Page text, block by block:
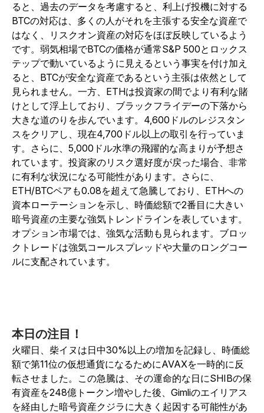
ると、過去のデータを考慮すると、利上げ投機に対する
BTCの対応は、多くの人がそれを主張する安全な資産で
はなく、リスクオン資産の対応をほぼ反映しているよう
です。弱気相場でBTCの価格が通常S&P 500とロックス
テップで動いているように見えるという事実を付け加え
ると、BTCが安全な資産であるという主張は依然として
見られません。一方、ETHは投資家の間でより有利な賭
けとして浮上しており、ブラックフライデーの下落から
大きな道のりを歩んでいます。4,600ドルのレジスタン
スをクリアし、現在4,700ドル以上の取引を行っていま
す。さらに、5,000ドル水準の飛躍的な高まりが予想さ
れています。投資家のリスク選好度が戻った場合、非常
に有利な状況になる可能性があります。さらに、
ETH/BTCペアも0.08を超えて急騰しており、ETHへの
資本ローテーションを示し、時価総額で2番目に大きい
暗号資産の主要な強気トレンドラインを表しています。
オプション市場では、強気な活動も見られます。ブロッ
クトレードは強気コールスプレッドや大量のロングコー
ルに支配されています。
本日の注目！
火曜日、柴イヌは日中30%以上の増加を記録し、時価総
額で第11位の仮想通貨になるためにAVAXを一時的に反
転させました。この急騰は、その運命的な日にSHIBの保
有資産を248億トークン増やした後、Gimliのエイリアス
を経由した暗号資産クジラに大きく起因する可能性があ